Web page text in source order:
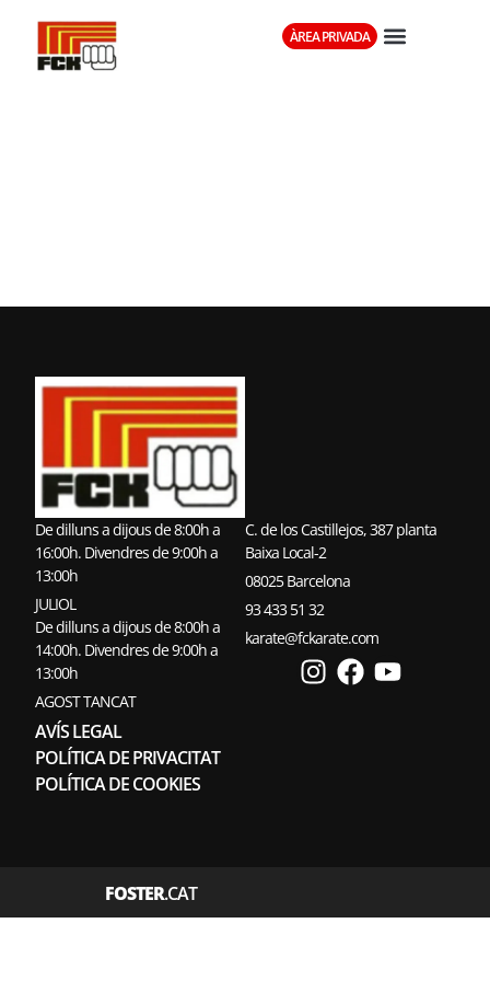
ÀREA PRIVADA
De dilluns a dijous de 8:00h a
16:00h. Divendres de 9:00h a
13:00h
JULIOL
De dilluns a dijous de 8:00h a
14:00h. Divendres de 9:00h a
13:00h
AGOST TANCAT
AVÍS LEGAL
POLÍTICA DE PRIVACITAT
POLÍTICA DE COOKIES
C. de los Castillejos, 387 planta
Baixa Local-2
08025 Barcelona
93 433 51 32
karate@fckarate.com
FOSTER.CAT